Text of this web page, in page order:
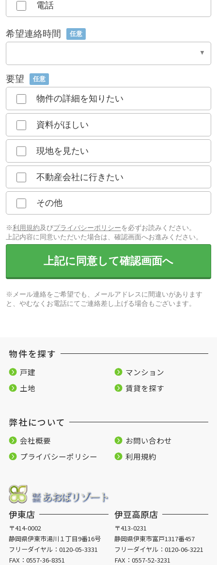
電話
希望連絡時間 任意
要望 任意
物件の詳細を知りたい
資料がほしい
現地を見たい
不動産会社に行きたい
その他
※利用規約及びプライバシーポリシーを必ずお読みください。
上記内容に同意いただいた場合は、確認画面へお進みください。
上記に同意して確認画面へ
※メール連絡をご希望でも、メールアドレスに間違いがあります
と、やむなくお電話にてご連絡差し上げる場合もございます。
物件を探す
戸建
マンション
土地
賃貸を探す
弊社について
会社概要
お問い合わせ
プライバシーポリシー
利用規約
伊東店
〒414-0002
静岡県伊東市湯川１丁目9番16号
フリーダイヤル： 0120-05-3331
FAX：0557-36-8351
伊豆高原店
〒413-0231
静岡県伊東市富戸1317番457
フリーダイヤル：0120-06-3221
FAX：0557-52-3231